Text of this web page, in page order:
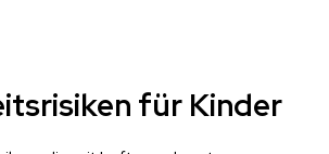
für Kinder